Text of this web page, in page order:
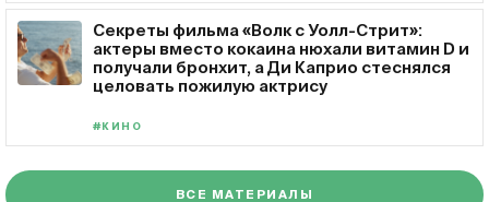
Секреты фильма «Волк с Уолл-Стрит»:
актеры вместо кокаина нюхали витамин D и
получали бронхит, а Ди Каприо стеснялся
целовать пожилую актрису
#КИНО
ВСЕ МАТЕРИАЛЫ